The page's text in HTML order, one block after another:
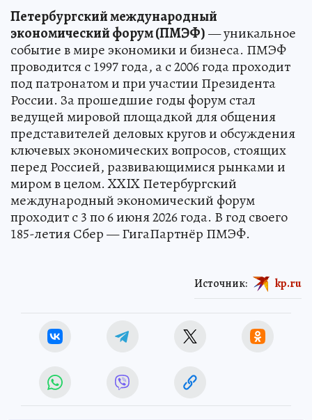
Петербургский международный
экономический форум (ПМЭФ)— уникальное
событие в мире экономики и бизнеса. ПМЭФ
проводится с 1997 года, а с 2006 года проходит
под патронатом и при участии Президента
России. За прошедшие годы форум стал
ведущей мировой площадкой для общения
представителей деловых кругов и обсуждения
ключевых экономических вопросов, стоящих
перед Россией, развивающимися рынками и
миром в целом. XXIX Петербургский
международный экономический форум
проходит с 3 по 6 июня 2026 года. В год своего
185-летия Сбер — ГигаПартнёр ПМЭФ.
Источник: kp.ru